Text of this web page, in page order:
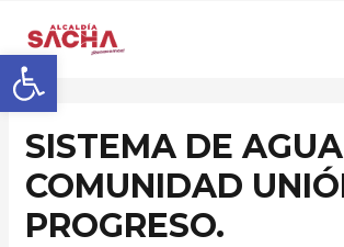
Abrir barra de herramientas
SISTEMA DE
COMUNIDAD
PROGRESO.